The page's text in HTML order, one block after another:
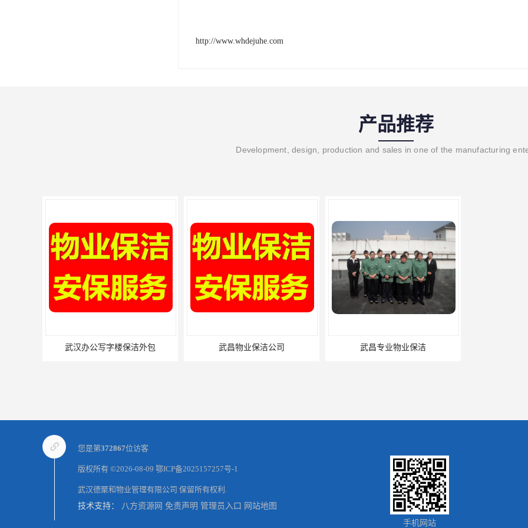
http://www.whdejuhe.com
产品推荐
Development, design, production and sales in one of the manufacturing
武汉办公写字楼保洁外包 武昌物业保洁公司 武昌专业物业保洁
您是第372867位访客
版权所有 ©2026-08-09 鄂ICP备2025157257号-1
武汉德聚和物业管理有限公司 保留所有权利.
技术支持： 八方资源网 免责声明 管理员入口 网站地图
手机网站